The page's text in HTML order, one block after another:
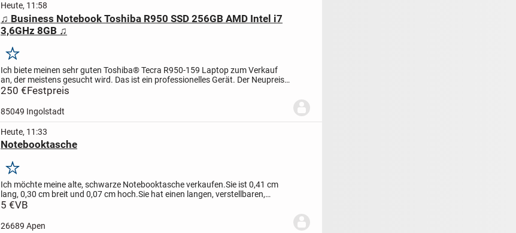
Heute, 11:58
♫ Business Notebook Toshiba R950 SSD 256GB AMD Intel i7
3,6GHz 8GB ♫
Merken
Ich biete meinen sehr guten Toshiba® Tecra R950-159 Laptop zum Verkauf
an, der meistens gesucht wird. Das ist ein professionelles Gerät. Der Neupreis
lag über 1500€. Heute sind Preise über 400€ sogar...
250 €Festpreis
85049 Ingolstadt
Heute, 11:33
Notebooktasche
Merken
Ich möchte meine alte, schwarze Notebooktasche verkaufen.Sie ist 0,41 cm
lang, 0,30 cm breit und 0,07 cm hoch.Sie hat einen langen, verstellbaren,
abnehmbaren Schulterriemen
5 €VB
26689 Apen